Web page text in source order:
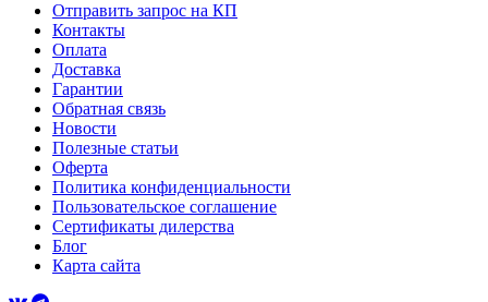
Отправить запрос на КП
Контакты
Оплата
Доставка
Гарантии
Обратная связь
Новости
Полезные статьи
Оферта
Политика конфиденциальности
Пользовательское соглашение
Сертификаты дилерства
Блог
Карта сайта